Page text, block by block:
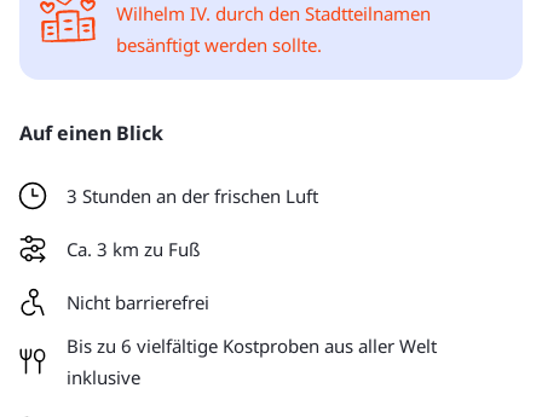
Wilhelm IV. durch den Stadtteilnamen
besänftigt werden sollte.
Auf einen Blick
3 Stunden an der frischen Luft
Ca. 3 km zu Fuß
Nicht barrierefrei
Bis zu 6 vielfältige Kostproben aus aller Welt
inklusive